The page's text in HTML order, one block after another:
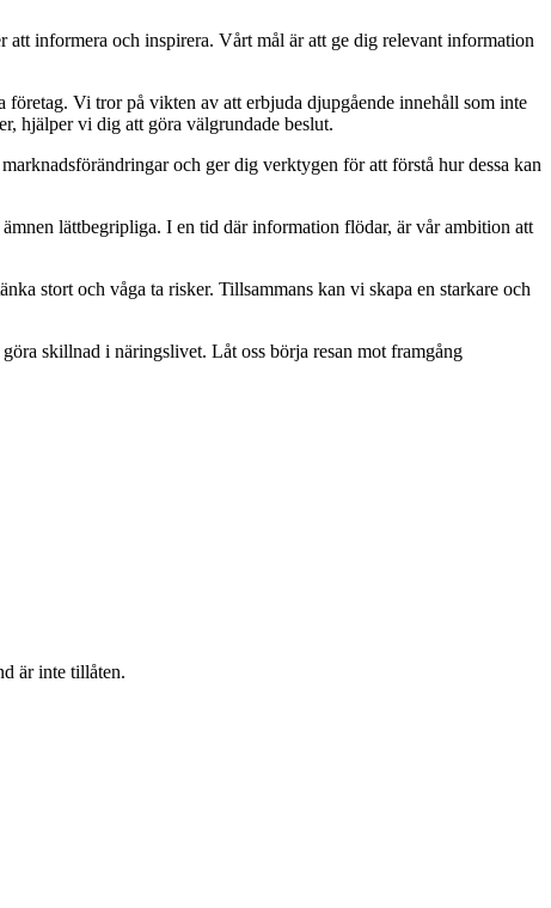
informera och inspirera. Vårt mål är att ge dig relevant information
företag. Vi tror på vikten av att erbjuda djupgående innehåll som inte
hjälper vi dig att göra välgrundade beslut.
och ger dig verktygen för att förstå hur dessa kan
lättbegripliga. I en tid där information flödar, är vår ambition att
stort och våga ta risker. Tillsammans kan vi skapa en starkare och
skillnad i näringslivet. Låt oss börja resan mot framgång
är inte tillåten.